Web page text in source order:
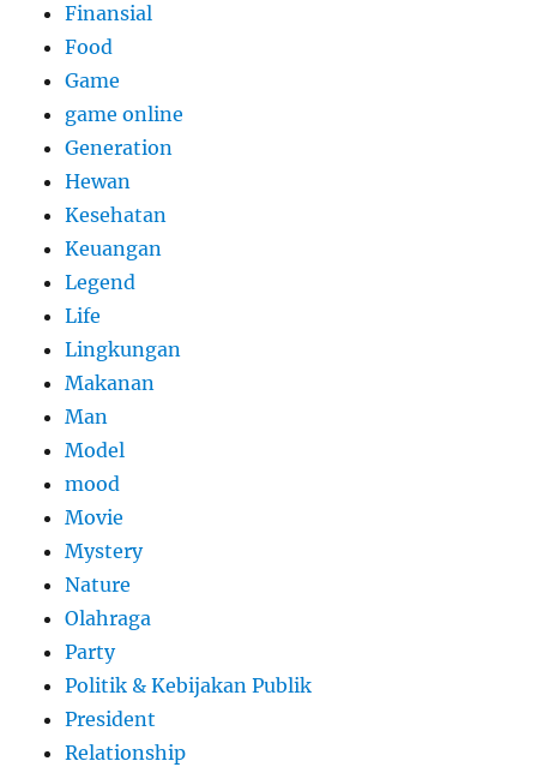
Finansial
Food
Game
game online
Generation
Hewan
Kesehatan
Keuangan
Legend
Life
Lingkungan
Makanan
Man
Model
mood
Movie
Mystery
Nature
Olahraga
Party
Politik & Kebijakan Publik
President
Relationship